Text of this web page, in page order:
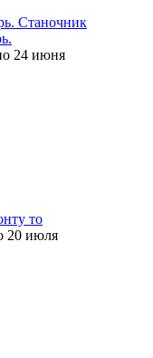
Станочник
24 июня
то
20 июля